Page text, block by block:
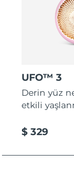
UFO™ 3
Derin yüz
etkili
$ 329